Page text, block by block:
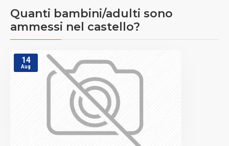
Quanti bambini/adulti sono
ammessi nel castello?
14
Aug